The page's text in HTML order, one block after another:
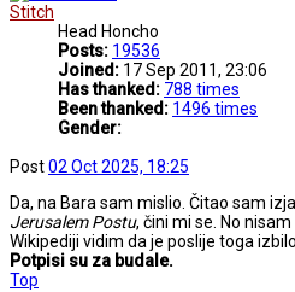
Stitch
Head Honcho
Posts: 19536
Joined: 17 Sep 2011, 23:06
Has thanked: 788 times
Been thanked: 1496 times
Gender:
Post02 Oct 2025, 18:25
Da, na Bara sam mislio. Čitao sam
Jerusalem Postu, čini mi se. No
Wikipediji vidim da je poslije toga
Potpisi su za budale.
Top